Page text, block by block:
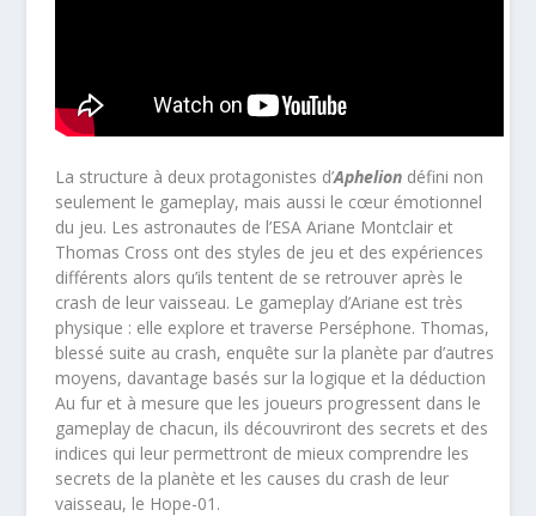
La structure à deux protagonistes d’Aphelion défini non
seulement le gameplay, mais aussi le cœur émotionnel
du jeu. Les astronautes de l’ESA Ariane Montclair et
Thomas Cross ont des styles de jeu et des expériences
différents alors qu’ils tentent de se retrouver après le
crash de leur vaisseau. Le gameplay d’Ariane est très
physique : elle explore et traverse Perséphone. Thomas,
blessé suite au crash, enquête sur la planète par d’autres
moyens, davantage basés sur la logique et la déduction
Au fur et à mesure que les joueurs progressent dans le
gameplay de chacun, ils découvriront des secrets et des
indices qui leur permettront de mieux comprendre les
secrets de la planète et les causes du crash de leur
vaisseau, le Hope-01.